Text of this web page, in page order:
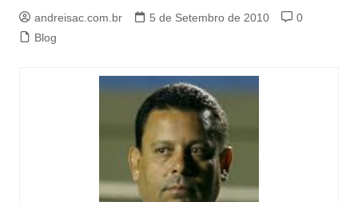
andreisac.com.br 5 de Setembro de 2010
0
Blog